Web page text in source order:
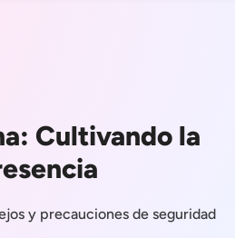
Cultivando la
y precauciones de seguridad